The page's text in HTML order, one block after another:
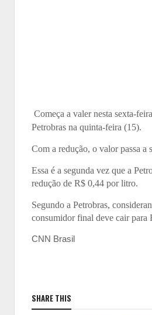
Começa a valer nesta sexta-
Petrobras na quinta-feira (15).
Com a redução, o valor passa
Essa é a segunda vez que a
redução de R$ 0,44 por litro.
Segundo a Petrobras,
consumidor final deve cair para
CNN Brasil
SHARE THIS